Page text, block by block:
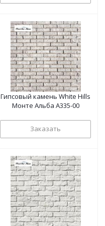
Гипсовый камень White Hills
Монте Альба А335-00
Заказать